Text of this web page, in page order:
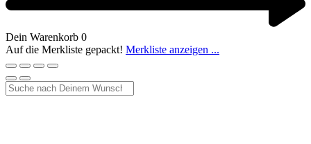
Dein Warenkorb 0
Auf die Merkliste gepackt! Merkliste anzeigen ...